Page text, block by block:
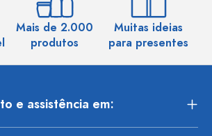
Mais de 2.000
produtos
Muitas ideias
para presentes
e assistência em: